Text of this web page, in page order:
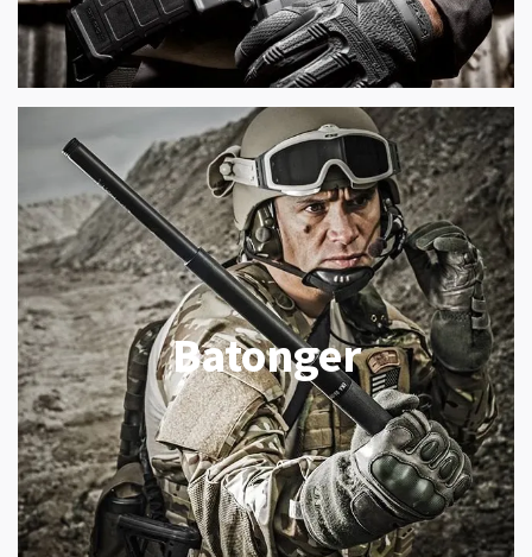
Batonger